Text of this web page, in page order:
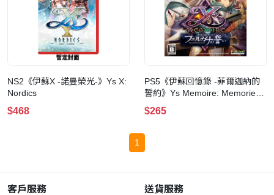
NS2《伊蘇X -諾曼榮光-》Ys X:
Nordics
$468
PS5《伊蘇回憶錄 -菲爾迦納的
誓約》Ys Memoire: Memories
of Celceta
$265
1
客戶服務 送貨服務